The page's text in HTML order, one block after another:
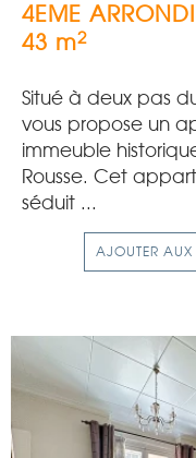
4EME
43 m2
Situé à deux pas
vous propose un
immeuble
Rousse. Cet
séduit ...
AJOUTER